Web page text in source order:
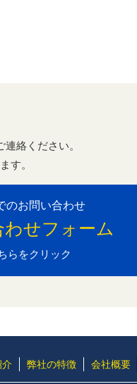
絡ください。
す。
のお問い合わせ
わせフォーム
らをクリック
弊社の特徴 会社概要